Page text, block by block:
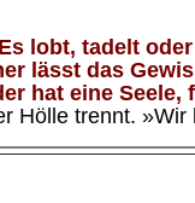
lobt, tadelt
lässt das
hat eine
Hölle trennt.